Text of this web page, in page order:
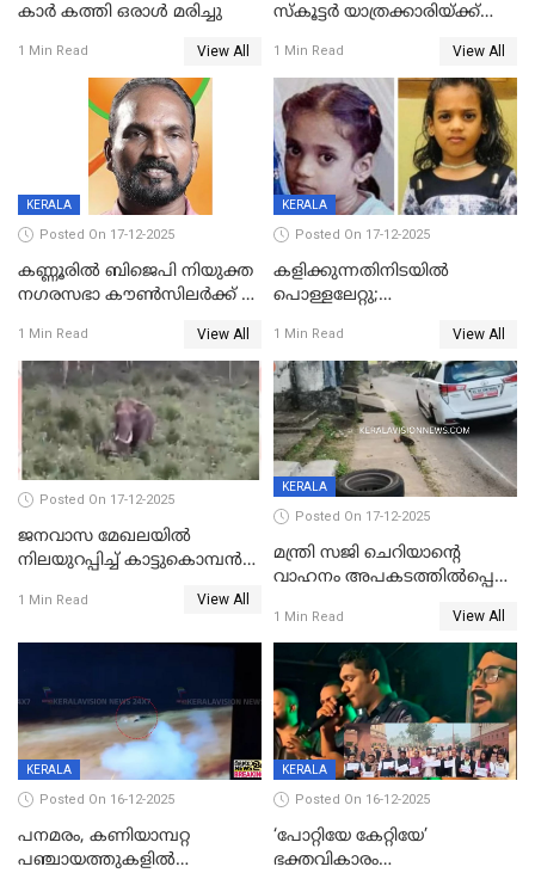
കാർ കത്തി ഒരാൾ മരിച്ചു
1 Min Read View All
സ്കൂട്ടർ യാത്രക്കാരിയ്ക്ക്
കണ്ടോത്ത് ദേശീയ പാതയിൽ
1 Min Read View All
KERALA
Posted On 17-12-2025
കണ്ണൂരിൽ ബിജെപി നിയുക്ത
നഗരസഭാ കൗൺസിലർക്ക് 36
1 Min Read View All
KERALA
Posted On 17-12-2025
കളിക്കുന്നതിനിടയിൽ
പൊള്ളലേറ്റു;
ക്ലാസ് വിദ്യാർത്ഥിനി മരിച്ചു
1 Min Read View All
Posted On 17-12-2025
ജനവാസ മേഖലയില്‍
നിലയുറപ്പിച്ച് കാട്ടുകൊമ്പന്‍
1 Min Read View All
KERALA
Posted On 17-12-2025
മന്ത്രി സജി ചെറിയാന്റെ
വാഹനം അപകടത്തിൽപ്പെട്ടു;
രക്ഷപ്പെട്ടത് തലനാരിടയ്ക്ക്
1 Min Read View All
KERALA
Posted On 16-12-2025
പനമരം, കണിയാമ്പറ്റ
പഞ്ചായത്തുകളിൽ
KERALA
Posted On 16-12-2025
‘പോറ്റിയേ കേറ്റിയേ’
ഭക്തവികാരം